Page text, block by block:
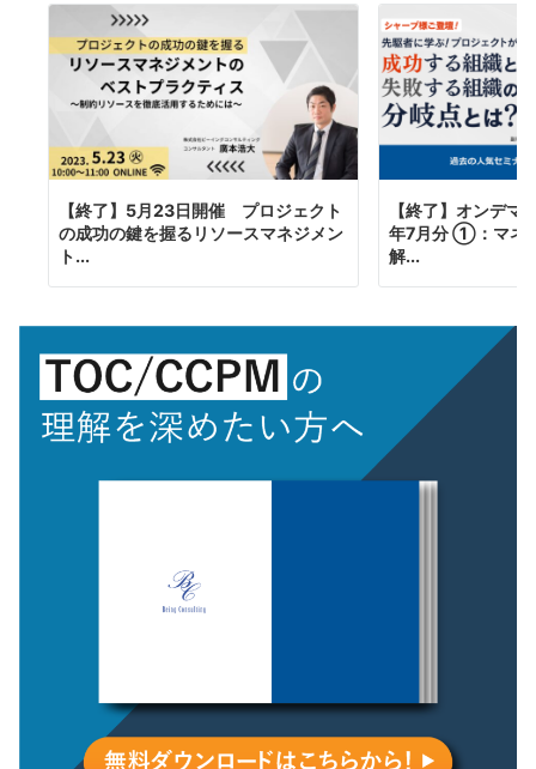
【終了】5月23日開催 プロジェクト
の成功の鍵を握るリソースマネジメン
ト...
【終了】オンデ
年7月分 ①：マネ
解...